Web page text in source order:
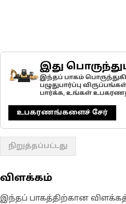
இது
இந்தப் பாகம்
பழுதுபார்ப்பு
பார்க்க, உங்கள்
உபகரணங்களைச் சேர்
நிறுத்தப்பட்டது
விளக்கம்
இந்தப் பாகத்திற்கான